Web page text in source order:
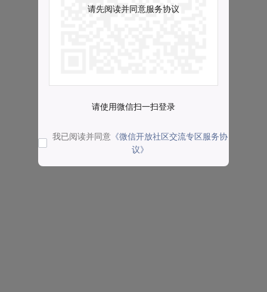
请先阅读并同意服务协议
请使用微信扫一扫登录
我已阅读并同意 《微信开放社区交流专区服务协
议》